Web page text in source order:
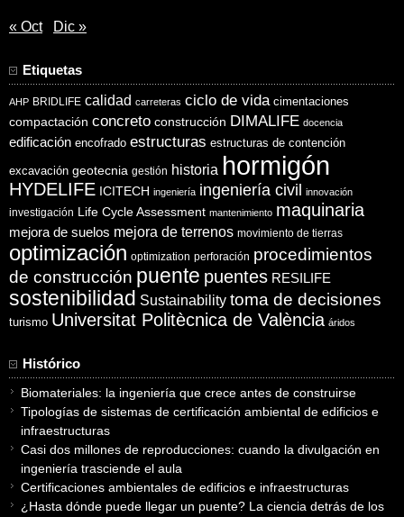
« Oct Dic »
Etiquetas
AHP BRIDLIFE calidad carreteras ciclo de vida cimentaciones
compactación concreto construcción DIMALIFE docencia
edificación encofrado estructuras estructuras de contención
excavación geotecnia gestión historia hormigón
HYDELIFE ICITECH ingeniería ingeniería civil innovación
investigación Life Cycle Assessment mantenimiento maquinaria
mejora de suelos mejora de terrenos movimiento de tierras
optimización optimization perforación procedimientos
de construcción puente puentes RESILIFE
sostenibilidad Sustainability toma de decisiones
turismo Universitat Politècnica de València áridos
Histórico
Biomateriales: la ingeniería que crece antes de construirse
Tipologías de sistemas de certificación ambiental de edificios e
infraestructuras
Casi dos millones de reproducciones: cuando la divulgación en
ingeniería trasciende el aula
Certificaciones ambientales de edificios e infraestructuras
¿Hasta dónde puede llegar un puente? La ciencia detrás de los